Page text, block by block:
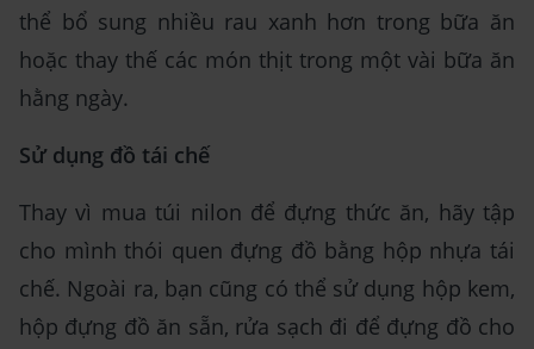
thể bổ sung nhiều rau xanh hơn trong bữa ăn
hoặc thay thế các món thịt trong một vài bữa ăn
hằng ngày.
Sử dụng đồ tái chế
Thay vì mua túi nilon để đựng thức ăn, hãy tập
cho mình thói quen đựng đồ bằng hộp nhựa tái
chế. Ngoài ra, bạn cũng có thể sử dụng hộp kem,
hộp đựng đồ ăn sẵn, rửa sạch đi để đựng đồ cho